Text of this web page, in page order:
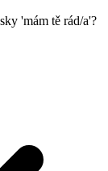
'mám tě rád/a'?